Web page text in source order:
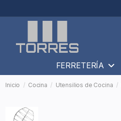
FERRETERÍA
Inicio Cocina Utensilios de Cocina